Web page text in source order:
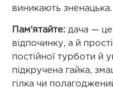
виникають зненацька.
Пам'ятайте: дача —
відпочинку, а й
постійної турботи й
підкручена гайка,
гілка чи